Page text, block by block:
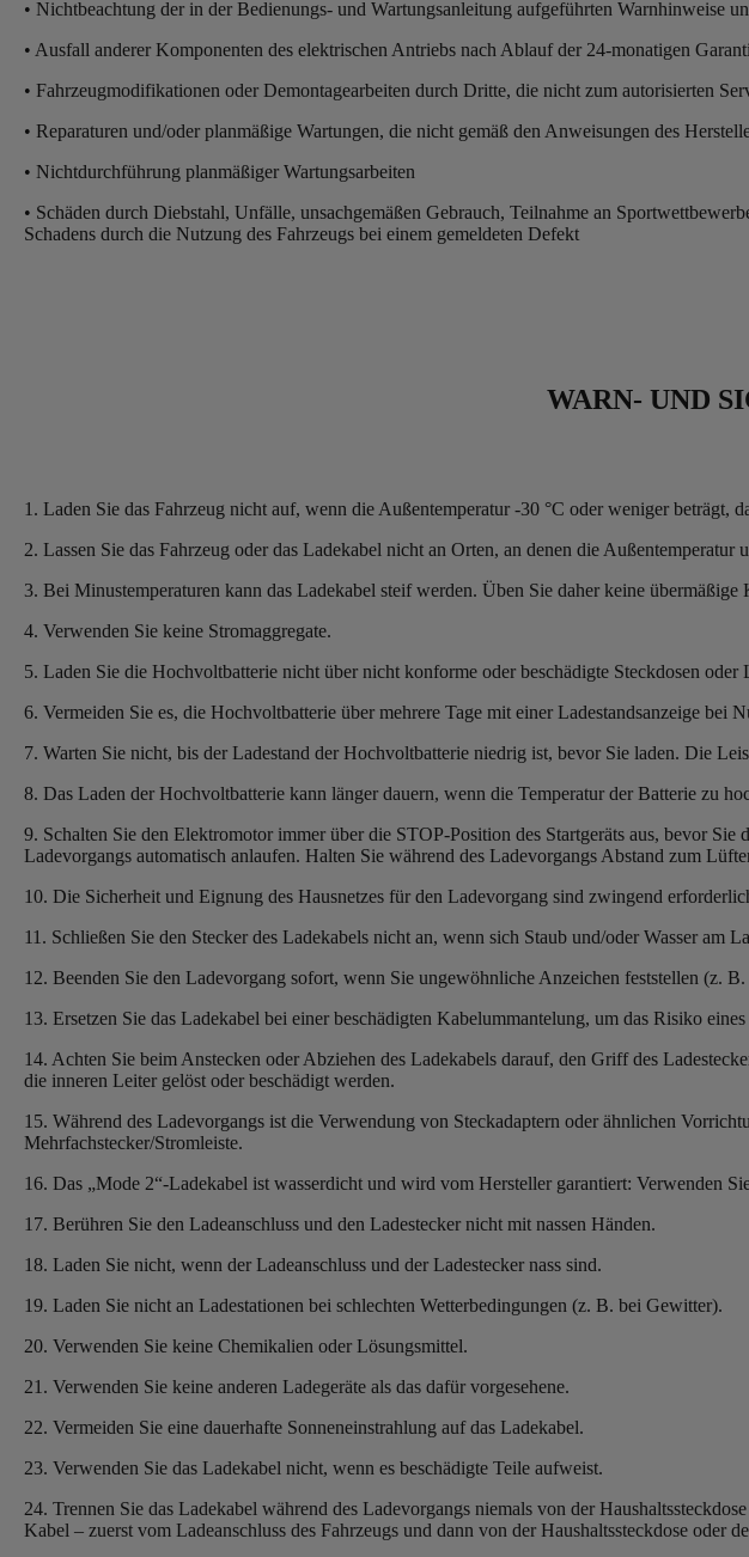
• Nichtbeachtung der in der Bedienungs- und Wartungsanleitung aufgeführten Warnhinweise
• Ausfall anderer Komponenten des elektrischen Antriebs nach Ablauf der 24-monatigen
• Fahrzeugmodifikationen oder Demontagearbeiten durch Dritte, die nicht zum autorisierten
• Reparaturen und/oder planmäßige Wartungen, die nicht gemäß den Anweisungen des
• Nichtdurchführung planmäßiger Wartungsarbeiten
• Schäden durch Diebstahl, Unfälle, unsachgemäßen Gebrauch, Teilnahme an
Schadens durch die Nutzung des Fahrzeugs bei einem gemeldeten Defekt
WARN- UND
1. Laden Sie das Fahrzeug nicht auf, wenn die Außentemperatur -30 °C oder weniger beträgt,
2. Lassen Sie das Fahrzeug oder das Ladekabel nicht an Orten, an denen die Außentemperatur
3. Bei Minustemperaturen kann das Ladekabel steif werden. Üben Sie daher keine
4. Verwenden Sie keine Stromaggregate.
5. Laden Sie die Hochvoltbatterie nicht über nicht konforme oder beschädigte Steckdosen oder
6. Vermeiden Sie es, die Hochvoltbatterie über mehrere Tage mit einer Ladestandsanzeige bei
7. Warten Sie nicht, bis der Ladestand der Hochvoltbatterie niedrig ist, bevor Sie laden. Die
8. Das Laden der Hochvoltbatterie kann länger dauern, wenn die Temperatur der Batterie zu
9. Schalten Sie den Elektromotor immer über die STOP-Position des Startgeräts aus, bevor
Ladevorgangs automatisch anlaufen. Halten Sie während des Ladevorgangs Abstand zum
10. Die Sicherheit und Eignung des Hausnetzes für den Ladevorgang sind zwingend
11. Schließen Sie den Stecker des Ladekabels nicht an, wenn sich Staub und/oder Wasser am
12. Beenden Sie den Ladevorgang sofort, wenn Sie ungewöhnliche Anzeichen feststellen (z.
13. Ersetzen Sie das Ladekabel bei einer beschädigten Kabelummantelung, um das Risiko
14. Achten Sie beim Anstecken oder Abziehen des Ladekabels darauf, den Griff des
die inneren Leiter gelöst oder beschädigt werden.
15. Während des Ladevorgangs ist die Verwendung von Steckadaptern oder ähnlichen
Mehrfachstecker/Stromleiste.
16. Das „Mode 2“-Ladekabel ist wasserdicht und wird vom Hersteller garantiert: Verwenden
17. Berühren Sie den Ladeanschluss und den Ladestecker nicht mit nassen Händen.
18. Laden Sie nicht, wenn der Ladeanschluss und der Ladestecker nass sind.
19. Laden Sie nicht an Ladestationen bei schlechten Wetterbedingungen (z. B. bei Gewitter).
20. Verwenden Sie keine Chemikalien oder Lösungsmittel.
21. Verwenden Sie keine anderen Ladegeräte als das dafür vorgesehene.
22. Vermeiden Sie eine dauerhafte Sonneneinstrahlung auf das Ladekabel.
23. Verwenden Sie das Ladekabel nicht, wenn es beschädigte Teile aufweist.
24. Trennen Sie das Ladekabel während des Ladevorgangs niemals von der
Kabel – zuerst vom Ladeanschluss des Fahrzeugs und dann von der Haushaltssteckdose oder